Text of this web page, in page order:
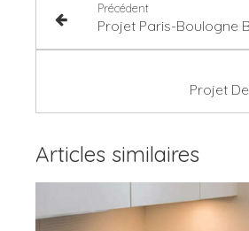
Précédent
Projet
Articles similaires